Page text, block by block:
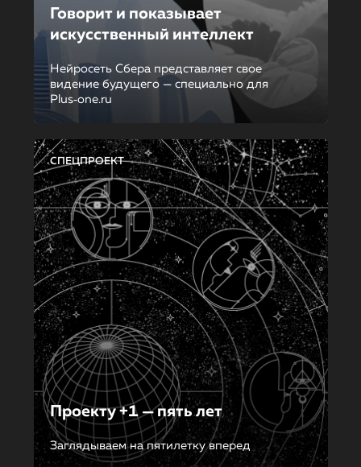
Говорит и показывает
искусственный интеллект
Нейросеть Сбера представляет свое
видение будущего — специально для
Plus‑one.ru
СПЕЦПРОЕКТ
Проекту +1 — пять лет
Заглядываем на пятилетку вперед